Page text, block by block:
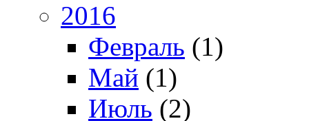
2016
Февраль (1)
Май (1)
Июль (2)